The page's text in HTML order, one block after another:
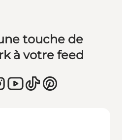
touche de
à votre feed